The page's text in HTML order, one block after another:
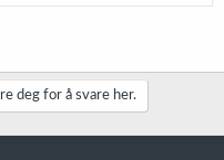
deg for å svare her.